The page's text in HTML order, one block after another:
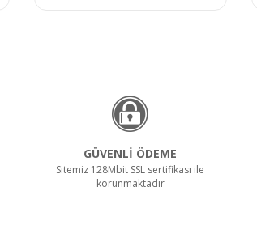
GÜVENLİ ÖDEME
Sitemiz 128Mbit SSL sertifikası ile
korunmaktadır